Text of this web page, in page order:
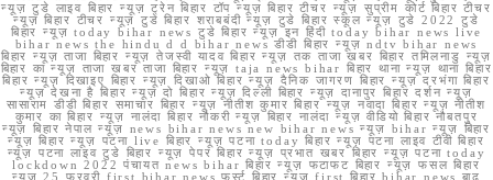
न्यूज़ टुडे लाइव बिहार न्यूज़ ट्रेन बिहार टॉप न्यूज़ बिहार टीचर न्यूज़ सुप्रीम कोर्ट बिहार टीचर
न्यूज़ बिहार टीचर न्यूज़ टुडे बिहार शराबबंदी न्यूज़ टुडे बिहार स्कूल न्यूज़ टुडे 2022 टुडे
बिहार न्यूज़ today bihar news टुडे बिहार न्यूज़ इन हिंदी today bihar news live
bihar news the hindu d d bihar news डीडी बिहार न्यूज़ ndtv bihar news
बिहार न्यूज़ ताजा बिहार न्यूज़ तेजस्वी यादव बिहार न्यूज़ तक ताजा खबर बिहार तमिलनाडु न्यूज़
बिहार का न्यूज़ ताजा खबर ताजा बिहार न्यूज़ taja news bihar बिहार थाना न्यूज़ थाना बिहार
बिहार न्यूज़ दिखाइए बिहार न्यूज़ दिखाओ बिहार न्यूज़ दैनिक जागरण बिहार न्यूज़ दरभंगा बिहार
न्यूज़ देखना है बिहार न्यूज़ दो बिहार न्यूज़ दिल्ली बिहार न्यूज़ दानापुर बिहार दर्शन न्यूज़
सासाराम डीडी बिहार समाचार बिहार न्यूज़ नीतीश कुमार बिहार न्यूज़ नवादा बिहार न्यूज़ नीतीश
कुमार का बिहार न्यूज़ नालंदा बिहार नौकरी न्यूज़ बिहार नालंदा न्यूज़ वीडियो बिहार नौबतपुर
न्यूज़ बिहार नेपाल न्यूज़ news bihar news new bihar news न्यूज़ bihar न्यूज़ बिहार
न्यूज़ बिहार न्यूज़ पटना live बिहार न्यूज़ पटना today बिहार न्यूज़ पटना लाइव टीवी बिहार
न्यूज़ पटना लाइव टुडे बिहार न्यूज़ पेपर बिहार न्यूज़ प्रभात खबर बिहार न्यूज़ पटना today
lockdown 2022 पंचायत news bihar बिहार न्यूज़ फटाफट बिहार न्यूज़ फसल बिहार
न्यूज़ 25 फरवरी first bihar news फर्स्ट बिहार न्यूज़ first बिहार bihar news बाढ़